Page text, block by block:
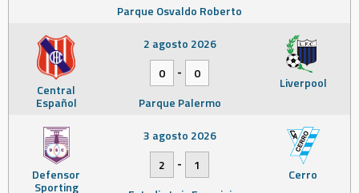
Parque Osvaldo Roberto
Central
Español
Liverpool
2 agosto 2026
0
-
0
Parque Palermo
Defensor
Sporting
Cerro
3 agosto 2026
2
-
1